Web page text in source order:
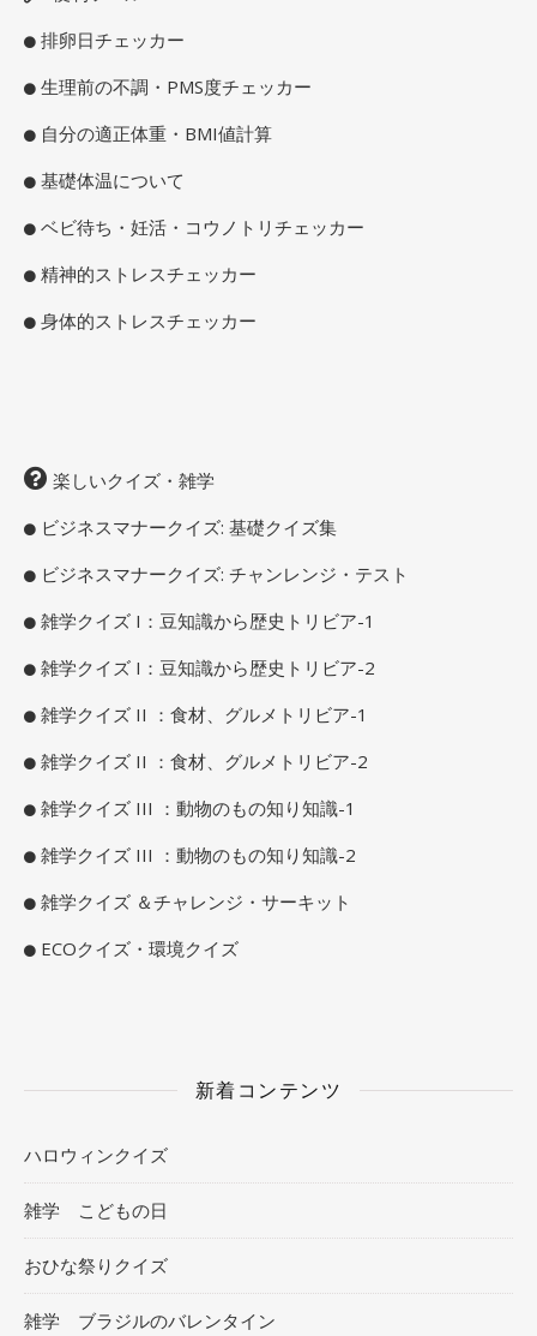
排卵日チェッカー
生理前の不調・PMS度チェッカー
自分の適正体重・BMI値計算
基礎体温について
ベビ待ち・妊活・コウノトリチェッカー
精神的ストレスチェッカー
身体的ストレスチェッカー
楽しいクイズ・雑学
ビジネスマナークイズ: 基礎クイズ集
ビジネスマナークイズ: チャンレンジ・テスト
雑学クイズ I：豆知識から歴史トリビア-1
雑学クイズ I：豆知識から歴史トリビア-2
雑学クイズ II ：食材、グルメトリビア-1
雑学クイズ II ：食材、グルメトリビア-2
雑学クイズ III ：動物のもの知り知識-1
雑学クイズ III ：動物のもの知り知識-2
雑学クイズ ＆チャレンジ・サーキット
ECOクイズ・環境クイズ
新着コンテンツ
ハロウィンクイズ
雑学 こどもの日
おひな祭りクイズ
雑学 ブラジルのバレンタイン